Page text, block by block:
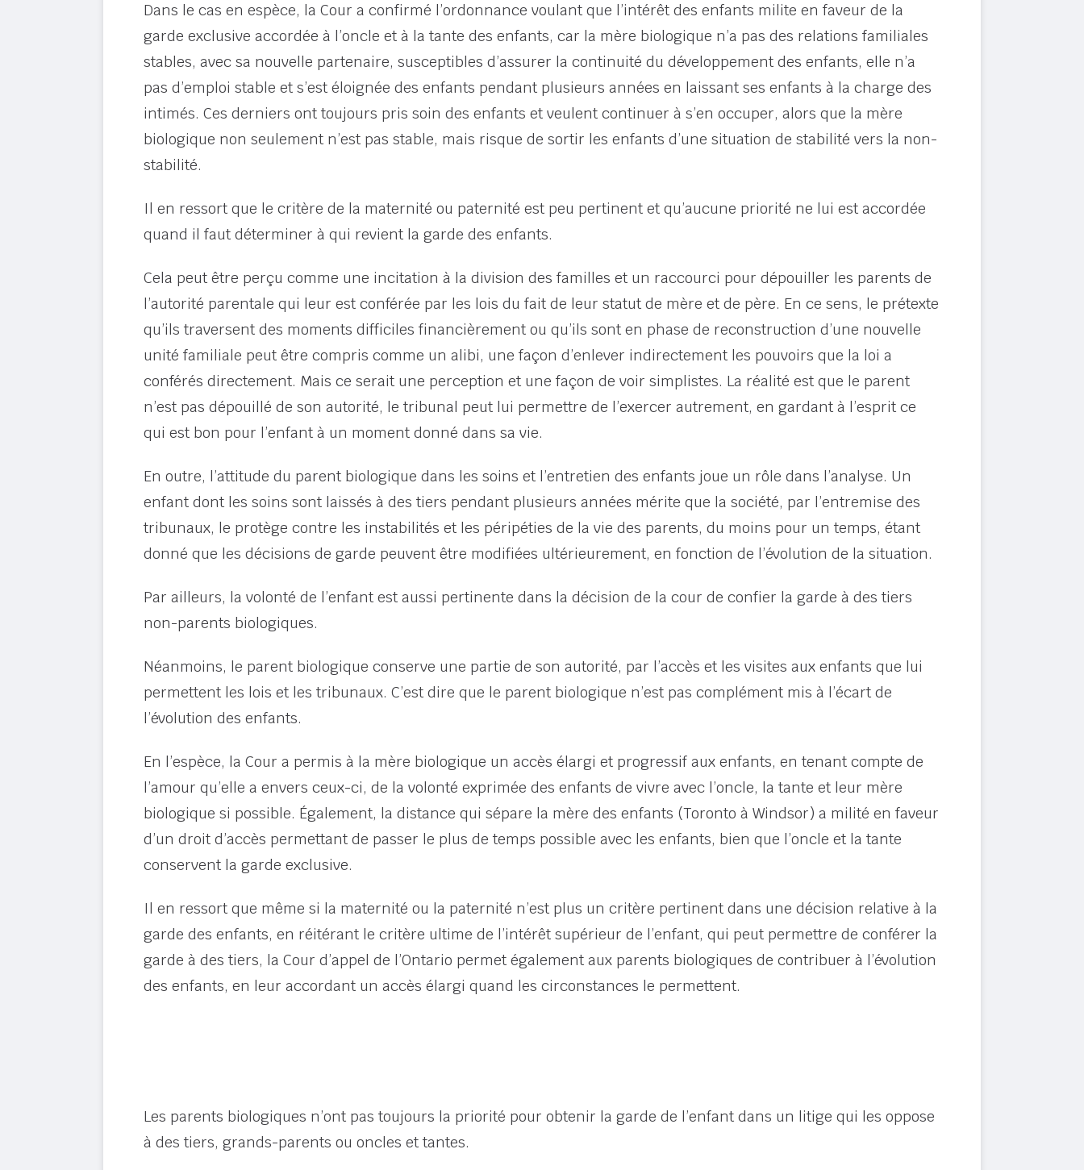
Dans le cas en espèce, la Cour a confirmé l’ordonnance voulant que l’intérêt des enfants milite en faveur de la
garde exclusive accordée à l’oncle et à la tante des enfants, car la mère biologique n’a pas des relations familiales
stables, avec sa nouvelle partenaire, susceptibles d’assurer la continuité du développement des enfants, elle n’a
pas d’emploi stable et s’est éloignée des enfants pendant plusieurs années en laissant ses enfants à la charge des
intimés. Ces derniers ont toujours pris soin des enfants et veulent continuer à s’en occuper, alors que la mère
biologique non seulement n’est pas stable, mais risque de sortir les enfants d’une situation de stabilité vers la non-
stabilité.
Il en ressort que le critère de la maternité ou paternité est peu pertinent et qu’aucune priorité ne lui est accordée
quand il faut déterminer à qui revient la garde des enfants.
Cela peut être perçu comme une incitation à la division des familles et un raccourci pour dépouiller les parents de
l’autorité parentale qui leur est conférée par les lois du fait de leur statut de mère et de père. En ce sens, le prétexte
qu’ils traversent des moments difficiles financièrement ou qu’ils sont en phase de reconstruction d’une nouvelle
unité familiale peut être compris comme un alibi, une façon d’enlever indirectement les pouvoirs que la loi a
conférés directement. Mais ce serait une perception et une façon de voir simplistes. La réalité est que le parent
n’est pas dépouillé de son autorité, le tribunal peut lui permettre de l’exercer autrement, en gardant à l’esprit ce
qui est bon pour l’enfant à un moment donné dans sa vie.
En outre, l’attitude du parent biologique dans les soins et l’entretien des enfants joue un rôle dans l’analyse. Un
enfant dont les soins sont laissés à des tiers pendant plusieurs années mérite que la société, par l’entremise des
tribunaux, le protège contre les instabilités et les péripéties de la vie des parents, du moins pour un temps, étant
donné que les décisions de garde peuvent être modifiées ultérieurement, en fonction de l’évolution de la situation.
Par ailleurs, la volonté de l’enfant est aussi pertinente dans la décision de la cour de confier la garde à des tiers
non-parents biologiques.
Néanmoins, le parent biologique conserve une partie de son autorité, par l’accès et les visites aux enfants que lui
permettent les lois et les tribunaux. C’est dire que le parent biologique n’est pas complément mis à l’écart de
l’évolution des enfants.
En l’espèce, la Cour a permis à la mère biologique un accès élargi et progressif aux enfants, en tenant compte de
l’amour qu’elle a envers ceux-ci, de la volonté exprimée des enfants de vivre avec l’oncle, la tante et leur mère
biologique si possible. Également, la distance qui sépare la mère des enfants (Toronto à Windsor) a milité en faveur
d’un droit d’accès permettant de passer le plus de temps possible avec les enfants, bien que l’oncle et la tante
conservent la garde exclusive.
Il en ressort que même si la maternité ou la paternité n’est plus un critère pertinent dans une décision relative à la
garde des enfants, en réitérant le critère ultime de l’intérêt supérieur de l’enfant, qui peut permettre de conférer la
garde à des tiers, la Cour d’appel de l’Ontario permet également aux parents biologiques de contribuer à l’évolution
des enfants, en leur accordant un accès élargi quand les circonstances le permettent.
Les parents biologiques n’ont pas toujours la priorité pour obtenir la garde de l’enfant dans un litige qui les oppose
à des tiers, grands-parents ou oncles et tantes.